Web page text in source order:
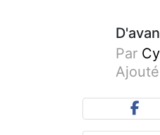
Par